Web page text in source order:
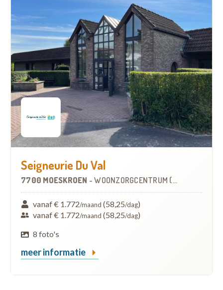
Seigneurie Du Val
7700 MOESKROEN -WOONZORGCENTRUM (WZC)
vanaf € 1.772/maand (58,25/dag)
vanaf € 1.772/maand (58,25/dag)
8 foto's
meer informatie